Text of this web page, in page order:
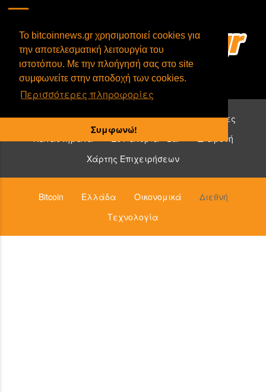
To bitcoinnews.gr χρησιμοποιεί cookies για
την αποτελεσματική λειτουργία του
ιστοτόπου. Με την πλοήγησή σας στο site
συμφωνείτε στην αποδοχή των cookies.
Περισσότερες πληροφορίες
Συμφωνώ!
Επιχειρήσεις που δέχονται bitcoin:
Υπηρεσίες
Καταστήματα
Εστιατόρια - Bar
Διαμονή
Χάρτης Επιχειρήσεων
Bitcoin Ελλάδα Οικονομικά
Διεθνή
Τεχνολογία